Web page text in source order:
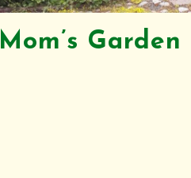
Mom’s Garden